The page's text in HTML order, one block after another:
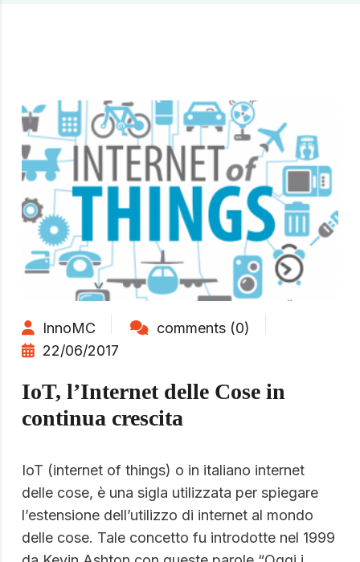
InnoMC
comments (0)
22/06/2017
IoT, l’Internet delle Cose in
continua crescita
IoT (internet of things) o in italiano internet
delle cose, è una sigla utilizzata per spiegare
l’estensione dell’utilizzo di internet al mondo
delle cose. Tale concetto fu introdotte nel 1999